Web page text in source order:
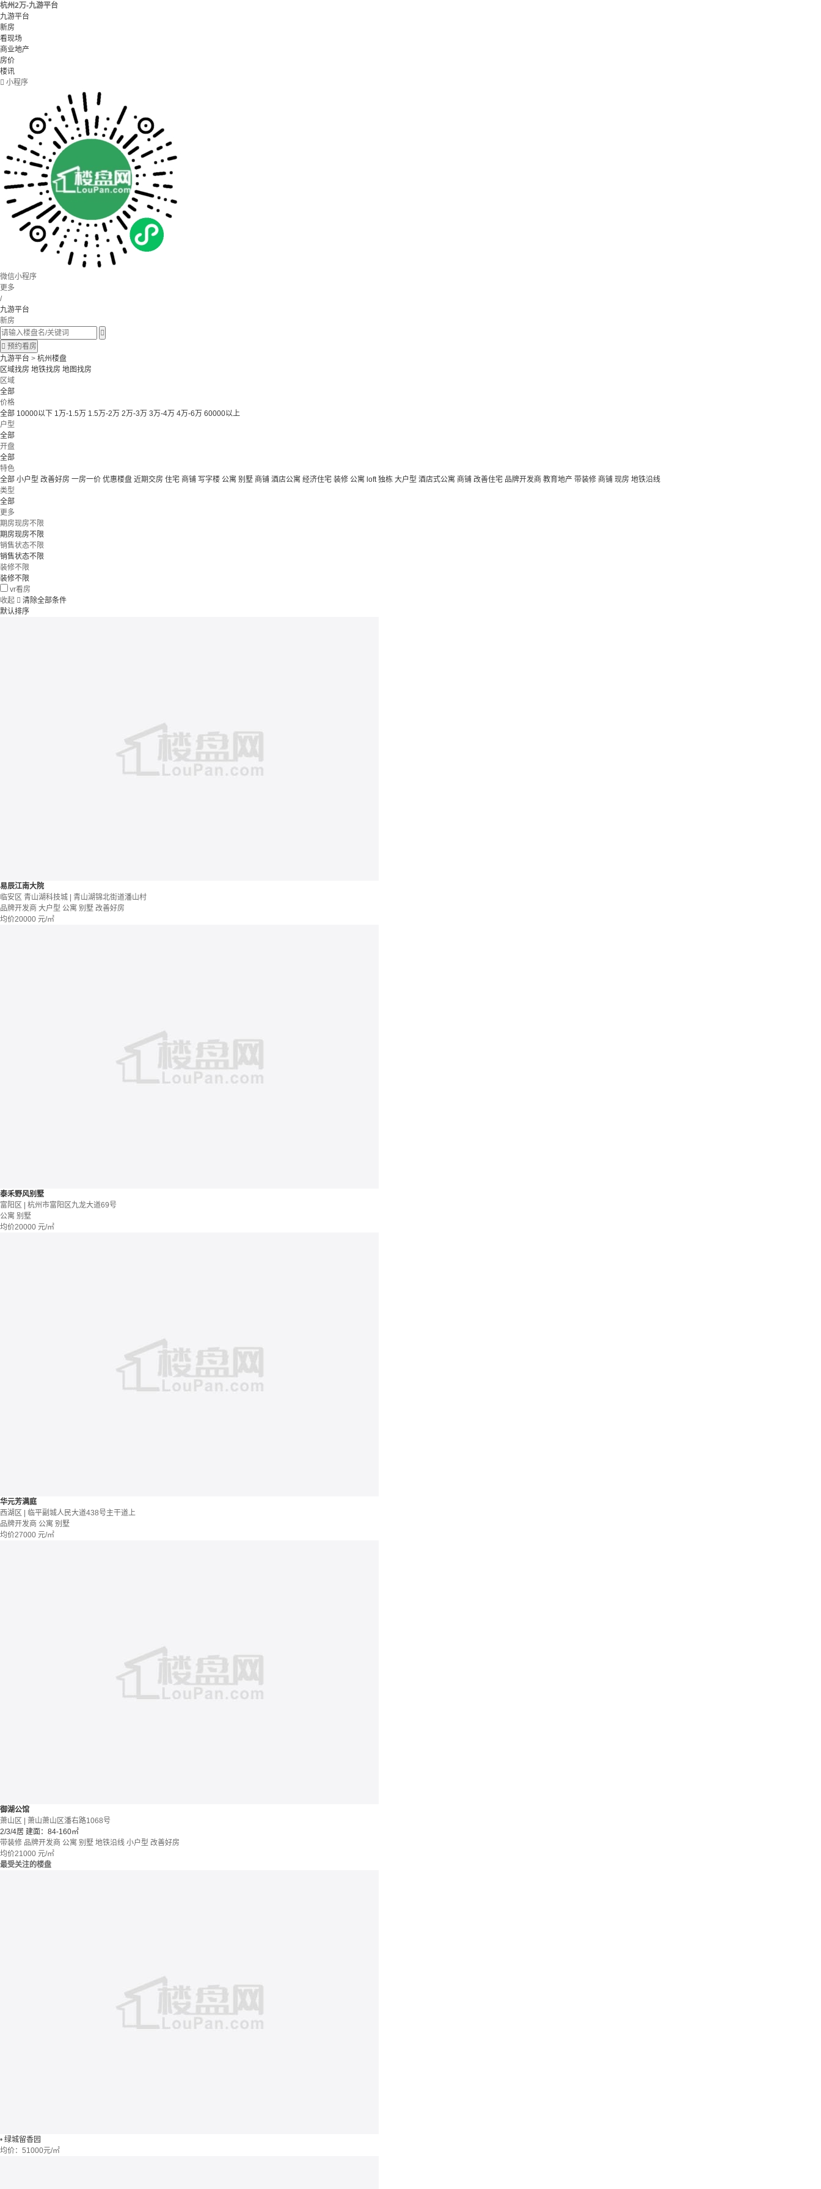
杭州2万-九游平台
九游平台
新房
看现场
商业地产
房价
楼讯
 小程序
微信小程序
更多
/
九游平台
新房

 预约看房
九游平台 > 杭州楼盘
区域找房 地铁找房 地图找房
区域
全部
价格
全部 10000以下 1万-1.5万 1.5万-2万 2万-3万 3万-4万 4万-6万 60000以上
户型
全部
开盘
全部
特色
全部 小户型 改善好房 一房一价 优惠楼盘 近期交房 住宅 商铺 写字楼 公寓 别墅 商铺 酒店公寓 经济住宅 装修 公寓 loft独栋 大户型 酒店式公寓 商铺 改善住宅 品牌开发商 教育地产 带装修 商铺 现房 地铁沿线
类型
全部
更多
期房现房不限
期房现房不限
销售状态不限
销售状态不限
装修不限
装修不限
vr看房
收起  清除全部条件
默认排序
易辰江南大院
临安区 青山湖科技城 | 青山湖锦北街道潘山村
品牌开发商 大户型 公寓 别墅 改善好房
均价20000 元/㎡
泰禾野风别墅
富阳区 | 杭州市富阳区九龙大道69号
公寓 别墅
均价20000 元/㎡
华元芳满庭
西湖区 | 临平副城人民大道438号主干道上
品牌开发商 公寓 别墅
均价27000 元/㎡
御湖公馆
萧山区 | 萧山萧山区潘右路1068号
2/3/4居 建面：84-160㎡
带装修 品牌开发商 公寓 别墅 地铁沿线 小户型 改善好房
均价21000 元/㎡
最受关注的楼盘
• 绿城留香园
均价： 51000元/㎡